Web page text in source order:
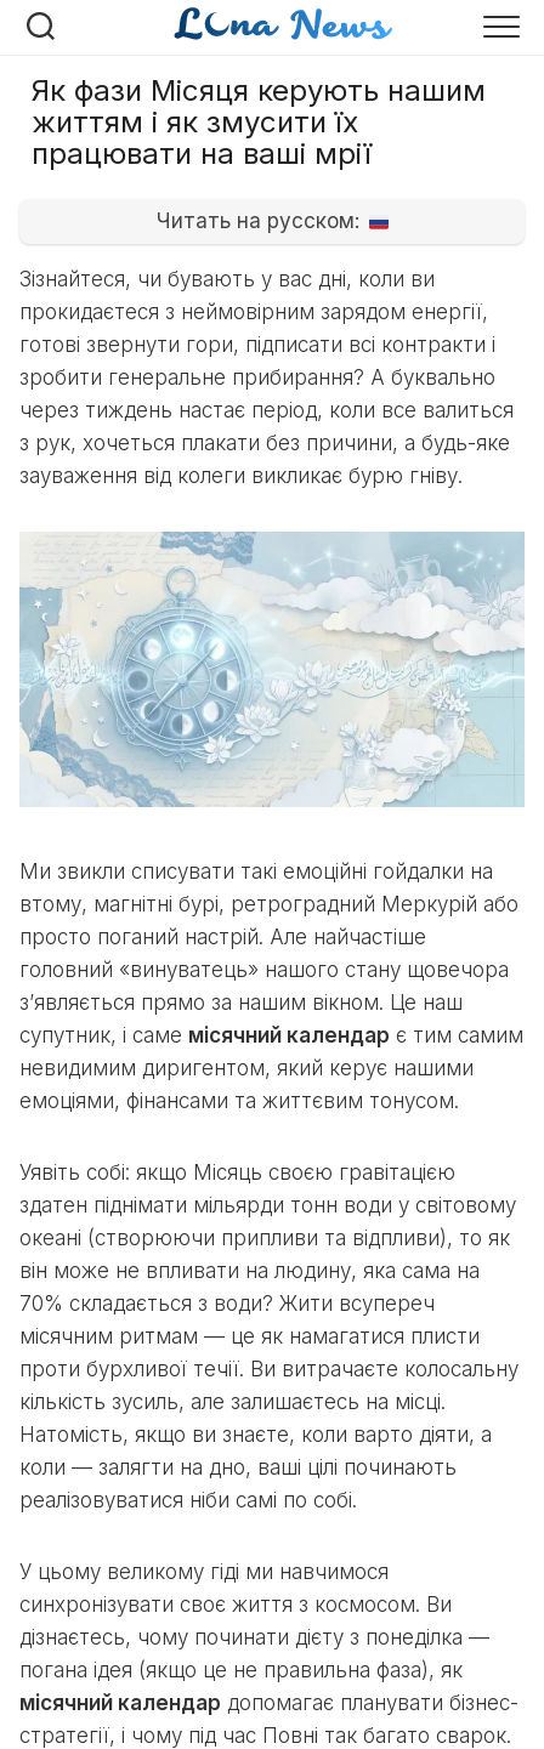
Перейти
Як фази Місяця керують нашим
життям і як змусити їх
працювати на ваші мрії
Читать на русском:
Зізнайтеся, чи бувають у вас дні, коли ви
прокидаєтеся з неймовірним зарядом енергії,
готові звернути гори, підписати всі контракти і
зробити генеральне прибирання? А буквально
через тиждень настає період, коли все валиться
з рук, хочеться плакати без причини, а будь-яке
зауваження від колеги викликає бурю гніву.
Ми звикли списувати такі емоційні гойдалки на
втому, магнітні бурі, ретроградний Меркурій або
просто поганий настрій. Але найчастіше
головний «винуватець» нашого стану щовечора
з’являється прямо за нашим вікном. Це наш
супутник, і саме місячний календар є тим самим
невидимим диригентом, який керує нашими
емоціями, фінансами та життєвим тонусом.
Уявіть собі: якщо Місяць своєю гравітацією
здатен піднімати мільярди тонн води у світовому
океані (створюючи припливи та відпливи), то як
він може не впливати на людину, яка сама на
70% складається з води? Жити всупереч
місячним ритмам — це як намагатися плисти
проти бурхливої течії. Ви витрачаєте колосальну
кількість зусиль, але залишаєтесь на місці.
Натомість, якщо ви знаєте, коли варто діяти, а
коли — залягти на дно, ваші цілі починають
реалізовуватися ніби самі по собі.
У цьому великому гіді ми навчимося
синхронізувати своє життя з космосом. Ви
дізнаєтесь, чому починати дієту з понеділка —
погана ідея (якщо це не правильна фаза), як
місячний календар допомагає планувати бізнес-
стратегії, і чому під час Повні так багато сварок.